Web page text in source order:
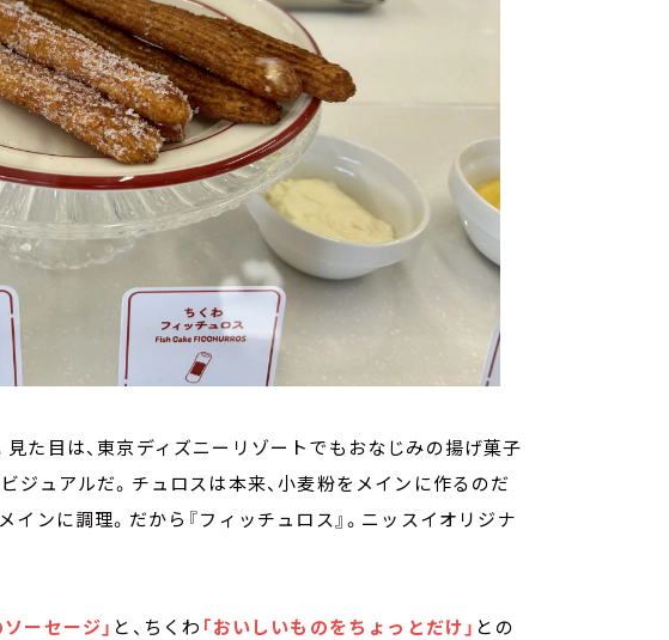
た目は、東京ディズニーリゾートでもおなじみの揚げ菓子
ジュアルだ。チュロスは本来、小麦粉をメインに作るのだ
インに調理。だから『フィッチュロス』。ニッスイオリジナ
ーセージ」 と、ちくわ 「おいしいものをちょっとだけ」 との